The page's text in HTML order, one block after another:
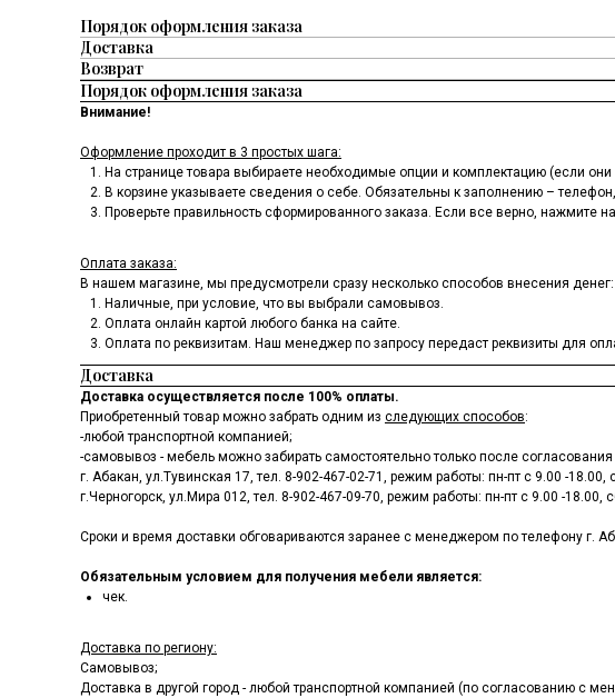
Порядок оформления заказа
Доставка
Возврат
Порядок оформления заказа
Внимание!
Оформление проходит в 3 простых шага:
На странице товара выбираете необходимые опции и комплектацию (если они
В корзине указываете сведения о себе. Обязательны к заполнению –
Проверьте правильность сформированного заказа. Если все верно, нажмите
Оплата заказа:
В нашем магазине, мы предусмотрели сразу несколько способов внесения денег:
Наличные, при условие, что вы выбрали самовывоз.
Оплата онлайн картой любого банка на сайте.
Оплата по реквизитам. Наш менеджер по запросу передаст реквизиты для
Доставка
Доставка осуществляется после 100% оплаты.
Приобретенный товар можно забрать одним из следующих способов:
-любой транспортной компанией;
-самовывоз - мебель можно забирать самостоятельно только после
г. Абакан, ул.Тувинская 17, тел. 8-902-467-02-71
, режим работы: пн-пт с 9.00 -
г.Черногорск, ул.Мира 012, тел. 8-902-467-09-70 , режим работы: пн-пт с 9.00 -18.00,
Сроки и время доставки обговариваются заранее с менеджером по телефону г.
Обязательным условием для получения мебели является:
чек.
Доставка по региону:
Самовывоз;
Доставка в другой город - любой транспортной компанией (по согласованию с